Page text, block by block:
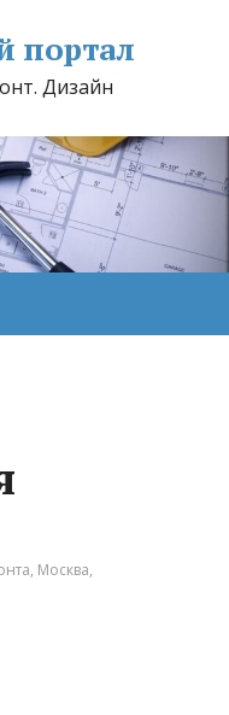
портал
Дизайн
, Москва,